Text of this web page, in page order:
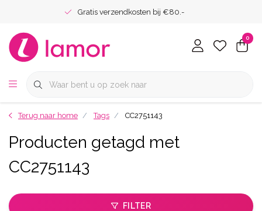
Gratis verzendkosten bij €80.-
0
Terug naar home Tags CC2751143
Producten getagd met
CC2751143
FILTER